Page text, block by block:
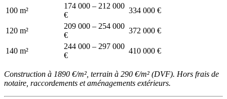
100 m²
174 000 – 212 000
€
334 000 €
120 m²
209 000 – 254 000
€
372 000 €
140 m²
244 000 – 297 000
€
410 000 €
Construction à 1890 €/m², terrain à 290 €/m² (DVF). Hors frais de
notaire, raccordements et aménagements extérieurs.